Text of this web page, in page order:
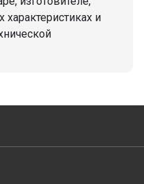
характеристиках и